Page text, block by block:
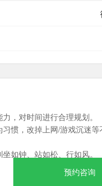
，对时间进行合理规划。
惯，改掉上网/游戏沉迷等
如钟、站如松、行如风。
预约咨询